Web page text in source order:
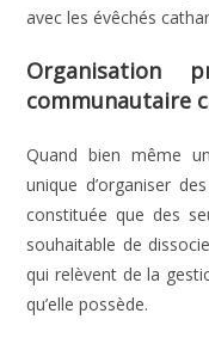
avec les évêchés
Organisation
communautaire
Quand bien même
unique d’organiser
constituée que des
souhaitable de
qui relèvent de la
qu’elle possède.